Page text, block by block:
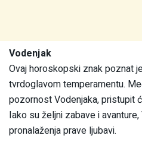
Vodenjak
Ovaj horoskopski znak poznat
tvrdoglavom temperamentu.
pozornost Vodenjaka, pristupit
Iako su željni zabave i
pronalaženja prave ljubavi.